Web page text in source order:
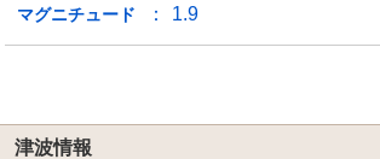
マグニチュード 1.9
津波情報